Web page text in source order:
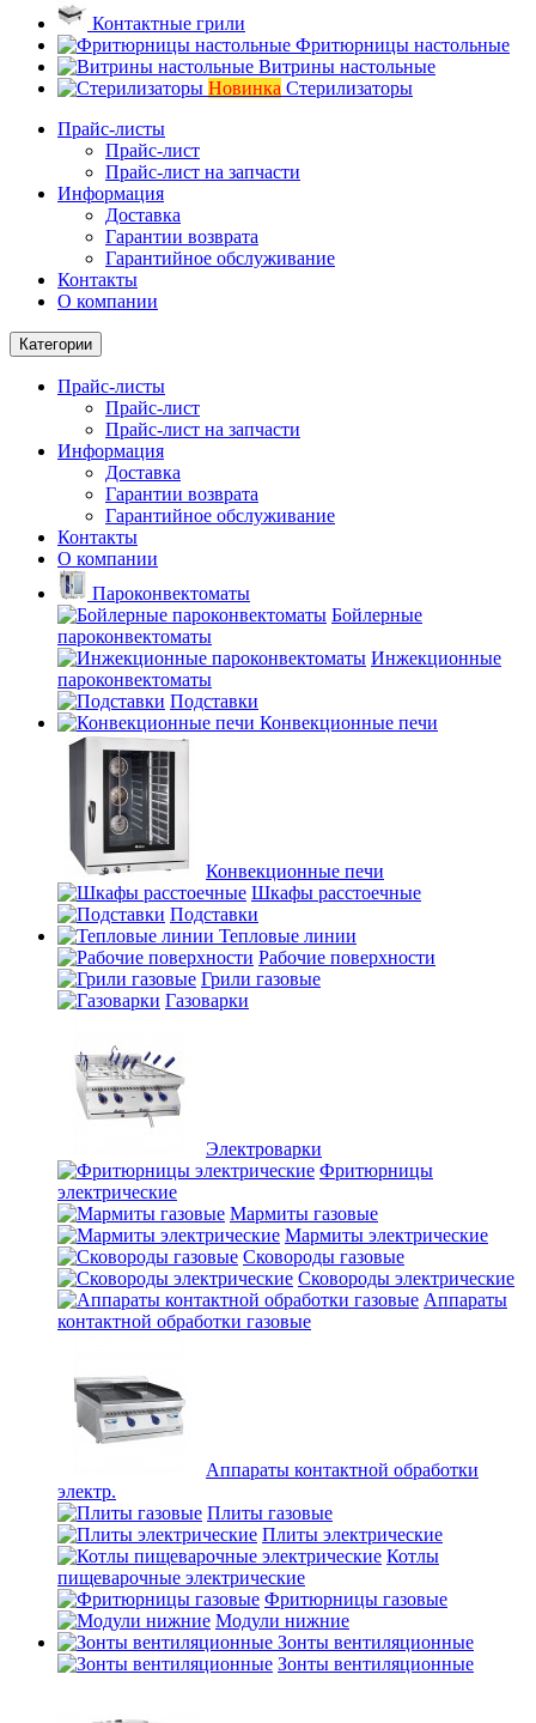
Контактные грили
Фритюрницы настольные
Витрины настольные
Новинка Стерилизаторы
Прайс-листы
Прайс-лист
Прайс-лист на запчасти
Информация
Доставка
Гарантии возврата
Гарантийное обслуживание
Контакты
О компании
Категории
Прайс-листы
Прайс-лист
Прайс-лист на запчасти
Информация
Доставка
Гарантии возврата
Гарантийное обслуживание
Контакты
О компании
Пароконвектоматы
Бойлерные
пароконвектоматы
Инжекционные
пароконвектоматы
Подставки
Конвекционные печи
Конвекционные печи
Шкафы расстоечные
Подставки
Тепловые линии
Рабочие поверхности
Грили газовые
Газоварки
Электроварки
Фритюрницы
электрические
Мармиты газовые
Мармиты электрические
Сковороды газовые
Сковороды электрические
Аппараты
контактной обработки газовые
Аппараты контактной обработки
электр.
Плиты газовые
Плиты электрические
Котлы
пищеварочные электрические
Фритюрницы газовые
Модули нижние
Зонты вентиляционные
Зонты вентиляционные